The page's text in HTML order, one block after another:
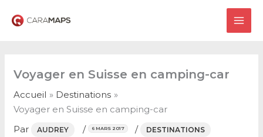
Voyager en Suisse en camping-car
Accueil
Destinations
Voyager en Suisse en camping-car
Par
AUDREY / 6 MARS 2017 / DESTINATIONS